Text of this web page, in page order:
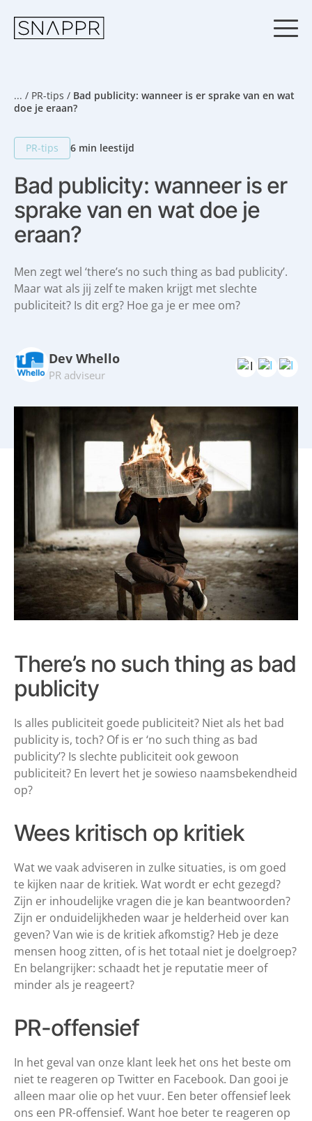
... / PR-tips / Bad publicity: wanneer is er sprake van en wat
doe je eraan?
PR-tips 6 min leestijd
Bad publicity: wanneer is er
sprake van en wat doe je
eraan?
Men zegt wel ‘there’s no such thing as bad publicity’.
Maar wat als jij zelf te maken krijgt met slechte
publiciteit? Is dit erg? Hoe ga je er mee om?
Dev Whello
PR adviseur
There’s no such thing as bad
publicity
Is alles publiciteit goede publiciteit? Niet als het bad
publicity is, toch? Of is er ‘no such thing as bad
publicity’? Is slechte publiciteit ook gewoon
publiciteit? En levert het je sowieso naamsbekendheid
op?
Wees kritisch op kritiek
Wat we vaak adviseren in zulke situaties, is om goed
te kijken naar de kritiek. Wat wordt er echt gezegd?
Zijn er inhoudelijke vragen die je kan beantwoorden?
Zijn er onduidelijkheden waar je helderheid over kan
geven? Van wie is de kritiek afkomstig? Heb je deze
mensen hoog zitten, of is het totaal niet je doelgroep?
En belangrijker: schaadt het je reputatie meer of
minder als je reageert?
PR-offensief
In het geval van onze klant leek het ons het beste om
niet te reageren op Twitter en Facebook. Dan gooi je
alleen maar olie op het vuur. Een beter offensief leek
ons een PR-offensief. Want hoe beter te reageren op